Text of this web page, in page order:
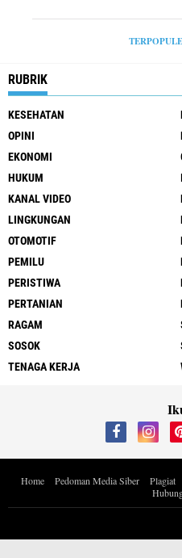
RUBRIK
KESEHATAN
OPINI
EKONOMI
HUKUM
KANAL VIDEO
LINGKUNGAN
OTOMOTIF
PEMILU
PERISTIWA
PERTANIAN
RAGAM
SOSOK
TENAGA KERJA
Home Pedoman Media Siber Plagiat
2026 Berita